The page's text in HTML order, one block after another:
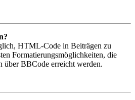
HTML-Code in Beiträgen zu
Formatierungsmöglichkeiten, die
über BBCode erreicht werden.